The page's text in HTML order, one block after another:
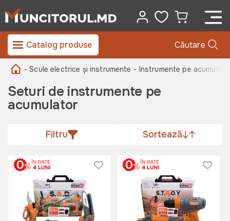
Catalog produse Căutare
- Scule electrice și instrumente - Instrumente pe
Seturi de instrumente pe
acumulator
Filtru Sortează